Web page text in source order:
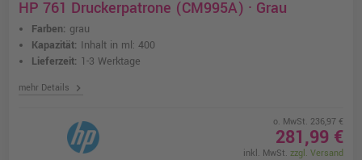
HP 761 Druckerpatrone (CM995A) · Grau
Farben: grau
Kapazität: Inhalt in ml: 400
Lieferzeit: 1-3 Werktage
mehr Details chevron_right
o. MwSt. 236,97 €
281,99 €
inkl. MwSt. zzgl. Versand